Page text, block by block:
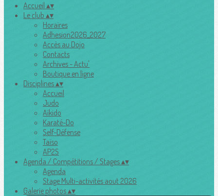
Accueil ▴▾
Le club ▴▾
Horaires
Adhesion2026_2027
Accès au Dojo
Contacts
Archives - Actu'
Boutique en ligne
Disciplines▴▾
Accueil
Judo
Aïkido
Karaté-Do
Self-Défense
Taïso
AP2S
Agenda / Compétitions / Stages▴▾
Agenda
Stage Multi-activités aout 2026
Galerie photos▴▾